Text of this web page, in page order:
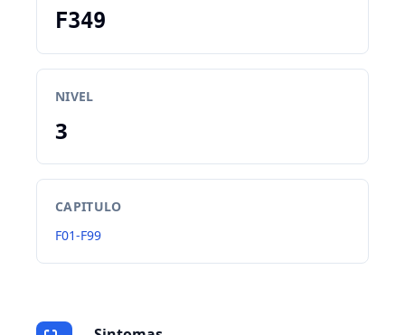
F349
NIVEL
3
CAPITULO
F01-F99